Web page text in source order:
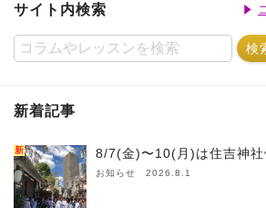
サイト内検索
新着記事
新 8/7(金)〜10(月)は住吉神社
お知らせ 2026.8.1